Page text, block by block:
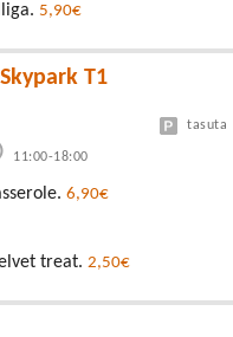
5,90€
T1
11:00-18:00
tasuta
6,90€
treat. 2,50€